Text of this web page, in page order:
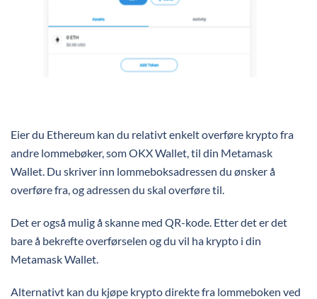
Eier du Ethereum kan du relativt enkelt overføre krypto fra
andre lommebøker, som OKX Wallet, til din Metamask
Wallet. Du skriver inn lommeboksadressen du ønsker å
overføre fra, og adressen du skal overføre til.
Det er også mulig å skanne med QR-kode. Etter det er det
bare å bekrefte overførselen og du vil ha krypto i din
Metamask Wallet.
Alternativt kan du kjøpe krypto direkte fra lommeboken ved